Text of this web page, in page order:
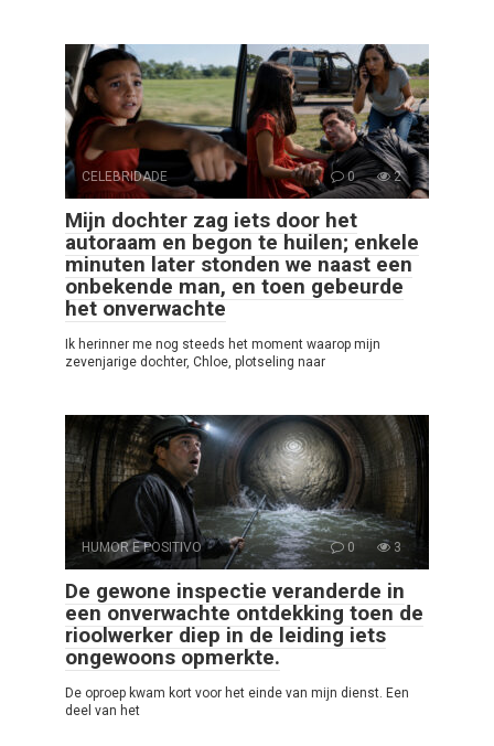
CELEBRIDADE 0 2
Mijn dochter zag iets door het
autoraam en begon te huilen; enkele
minuten later stonden we naast een
onbekende man, en toen gebeurde
het onverwachte
Ik herinner me nog steeds het moment waarop mijn
zevenjarige dochter, Chloe, plotseling naar
HUMOR E POSITIVO 0 3
De gewone inspectie veranderde in
een onverwachte ontdekking toen de
rioolwerker diep in de leiding iets
ongewoons opmerkte.
De oproep kwam kort voor het einde van mijn dienst. Een
deel van het